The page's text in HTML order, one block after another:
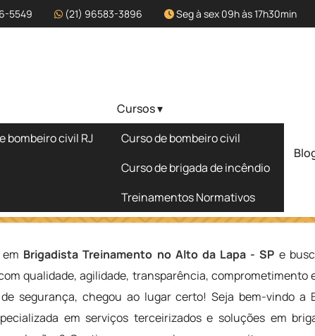
5549 (21) 96583-3896 Seg à sex 09h às 17h30min
bombeiro civil RJ
Cursos ▾
Curso de bombeiro civil
Curso de brigada de incêndio
Treinamentos Normativos
no Alto da
Alto da Lapa - SP
Brigadista Treinamento no Alto da Lapa - SP e
qualidade, agilidade, transparência, comprometimento
segurança, chegou ao lugar certo! Seja bem-vindo a
em serviços terceirizados e soluções em